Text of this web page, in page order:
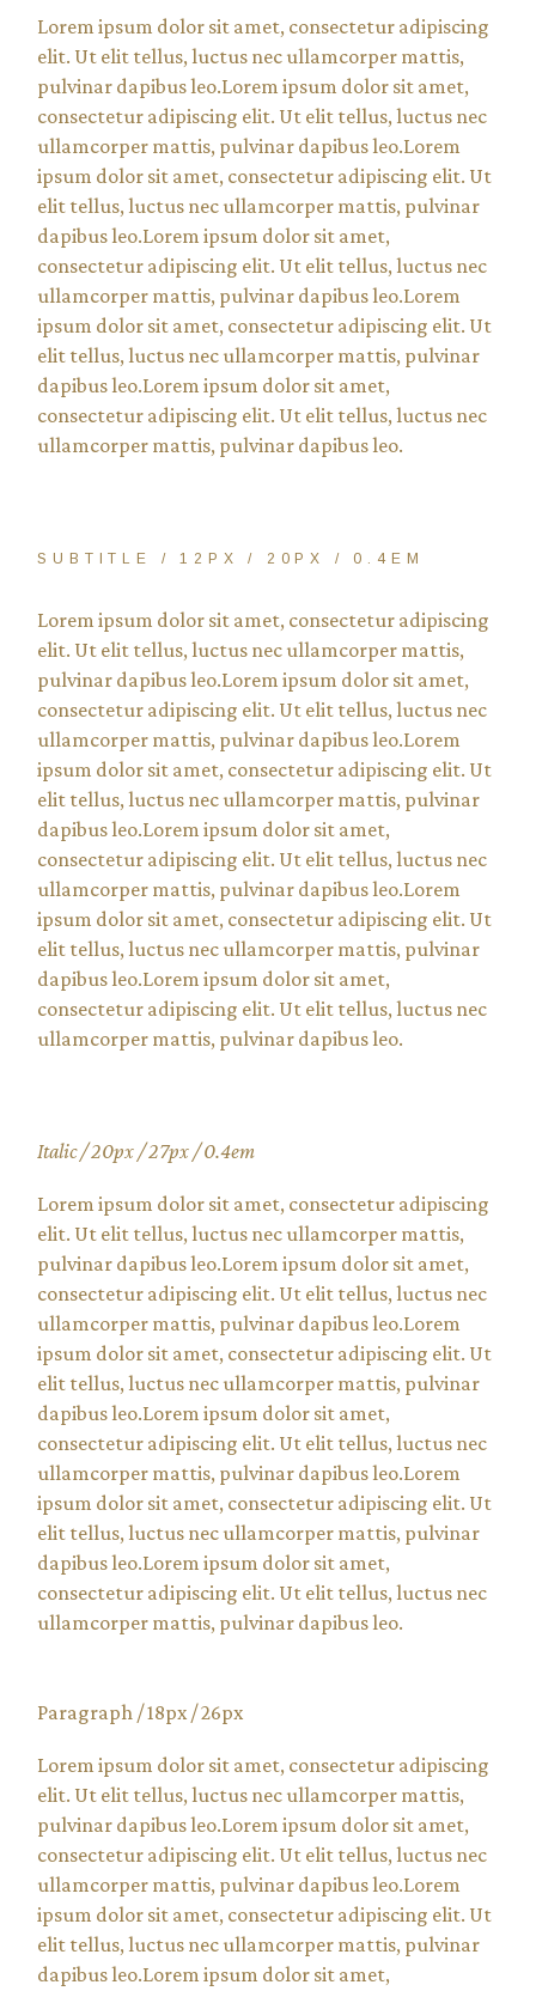
Lorem ipsum dolor sit amet, consectetur adipiscing
elit. Ut elit tellus, luctus nec ullamcorper mattis,
pulvinar dapibus leo.Lorem ipsum dolor sit amet,
consectetur adipiscing elit. Ut elit tellus, luctus nec
ullamcorper mattis, pulvinar dapibus leo.Lorem
ipsum dolor sit amet, consectetur adipiscing elit. Ut
elit tellus, luctus nec ullamcorper mattis, pulvinar
dapibus leo.Lorem ipsum dolor sit amet,
consectetur adipiscing elit. Ut elit tellus, luctus nec
ullamcorper mattis, pulvinar dapibus leo.Lorem
ipsum dolor sit amet, consectetur adipiscing elit. Ut
elit tellus, luctus nec ullamcorper mattis, pulvinar
dapibus leo.Lorem ipsum dolor sit amet,
consectetur adipiscing elit. Ut elit tellus, luctus nec
ullamcorper mattis, pulvinar dapibus leo.
SUBTITLE / 12PX / 20PX / 0.4EM
Lorem ipsum dolor sit amet, consectetur adipiscing
elit. Ut elit tellus, luctus nec ullamcorper mattis,
pulvinar dapibus leo.Lorem ipsum dolor sit amet,
consectetur adipiscing elit. Ut elit tellus, luctus nec
ullamcorper mattis, pulvinar dapibus leo.Lorem
ipsum dolor sit amet, consectetur adipiscing elit. Ut
elit tellus, luctus nec ullamcorper mattis, pulvinar
dapibus leo.Lorem ipsum dolor sit amet,
consectetur adipiscing elit. Ut elit tellus, luctus nec
ullamcorper mattis, pulvinar dapibus leo.Lorem
ipsum dolor sit amet, consectetur adipiscing elit. Ut
elit tellus, luctus nec ullamcorper mattis, pulvinar
dapibus leo.Lorem ipsum dolor sit amet,
consectetur adipiscing elit. Ut elit tellus, luctus nec
ullamcorper mattis, pulvinar dapibus leo.
Italic / 20px / 27px / 0.4em
Lorem ipsum dolor sit amet, consectetur adipiscing
elit. Ut elit tellus, luctus nec ullamcorper mattis,
pulvinar dapibus leo.Lorem ipsum dolor sit amet,
consectetur adipiscing elit. Ut elit tellus, luctus nec
ullamcorper mattis, pulvinar dapibus leo.Lorem
ipsum dolor sit amet, consectetur adipiscing elit. Ut
elit tellus, luctus nec ullamcorper mattis, pulvinar
dapibus leo.Lorem ipsum dolor sit amet,
consectetur adipiscing elit. Ut elit tellus, luctus nec
ullamcorper mattis, pulvinar dapibus leo.Lorem
ipsum dolor sit amet, consectetur adipiscing elit. Ut
elit tellus, luctus nec ullamcorper mattis, pulvinar
dapibus leo.Lorem ipsum dolor sit amet,
consectetur adipiscing elit. Ut elit tellus, luctus nec
ullamcorper mattis, pulvinar dapibus leo.
Paragraph / 18px / 26px
Lorem ipsum dolor sit amet, consectetur adipiscing
elit. Ut elit tellus, luctus nec ullamcorper mattis,
pulvinar dapibus leo.Lorem ipsum dolor sit amet,
consectetur adipiscing elit. Ut elit tellus, luctus nec
ullamcorper mattis, pulvinar dapibus leo.Lorem
ipsum dolor sit amet, consectetur adipiscing elit. Ut
elit tellus, luctus nec ullamcorper mattis, pulvinar
dapibus leo.Lorem ipsum dolor sit amet,